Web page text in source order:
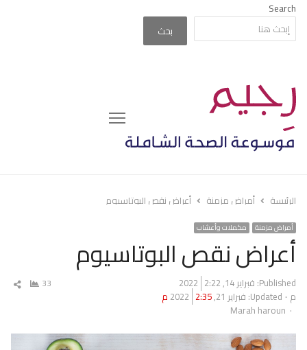
Search
بحث
Menu
الرئيسة أمراض مزمنة أعراض نقص البوتاسيوم
أمراض مزمنة مكملات وأعشاب
أعراض نقص البوتاسيوم
Published: فبراير 14, 2022
2:22
م Updated: فبراير 21, 2022 2:35 م
Author
Marah haroun
33